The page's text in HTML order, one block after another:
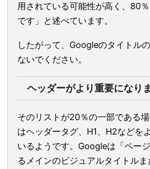
用されている可能性が高く、80
です」と述べています。
したがって、Googleのタイトル
ないでください。
ヘッダーがより重要になり
そのリストが20％の一部である
はヘッダータグ、H1、H2などを
いるようです。Googleは「ペー
るメインのビジュアルタイトルま